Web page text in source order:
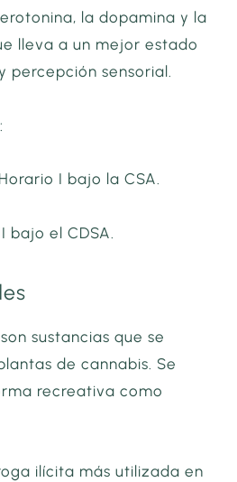
la dopamina y la
lleva a un mejor estado
percepción sensorial.
:
I bajo la CSA.
bajo el CDSA.
sustancias que se
de cannabis. Se
recreativa como
ilícita más utilizada en